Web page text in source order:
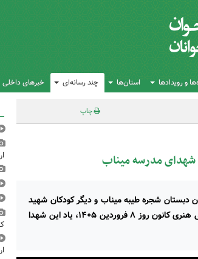
و رویدادها استان‌ها چند رسانه‌ای خبرهای داخلی
چاپ
شهدای مدرسه میناب
دبستان شجره طیبه میناب و دیگر کودکان شهید
قربانی جنگ آمریکایی‌صهیونی در مرکز آفرینش‌های فرهنگی هنری کانون روز ۸ فروردین ۱۴۰۵، یاد این شهدا